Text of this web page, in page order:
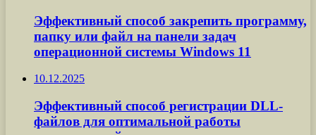
Эффективный способ закрепить программу,
папку или файл на панели задач
операционной системы Windows 11
10.12.2025
Эффективный способ регистрации DLL-
файлов для оптимальной работы